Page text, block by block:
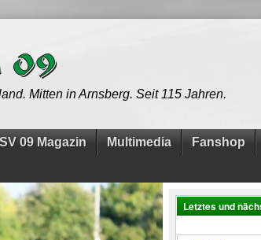
Mitten in Arnsberg. Seit 115 Jahren.
SV 09 Magazin Multimedia Fanshop
Letztes und